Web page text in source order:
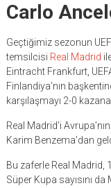
Carlo
Geçtiğimiz sezonun
temsilcisi Real Madrid
Eintracht Frankfurt,
Finlandiya’nın
karşılaşmayı 2-0
Real Madrid’i
Karim Benzema’dan
Bu zaferle Real Madrid,
Süper Kupa sayısını da